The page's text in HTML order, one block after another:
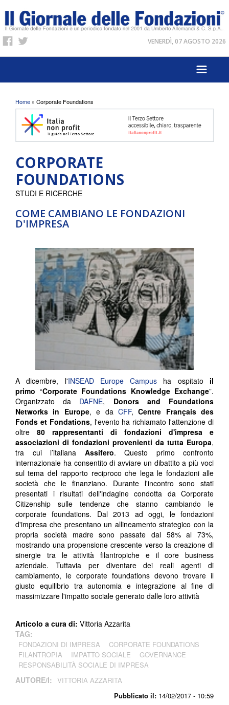
VENERDÌ, 07 AGOSTO 2026
Tu sei qui
Home » Corporate Foundations
CORPORATE
FOUNDATIONS
COME CAMBIANO LE FONDAZIONI
D'IMPRESA
Pubblicato il: 14/02/2017 - 10:59
STUDI E RICERCHE
A dicembre, l'INSEAD Europe Campus ha ospitato il
primo “Corporate Foundations Knowledge Exchange”.
Organizzato da DAFNE, Donors and Foundations
Networks in Europe, e da CFF,Centre Français des
Fonds et Fondations, l'evento ha richiamato l'attenzione di
oltre 80 rappresentanti di fondazioni d'impresa e
associazioni di fondazioni provenienti da tutta Europa,
tra cui l’italiana Assifero. Questo primo confronto
internazionale ha consentito di avviare un dibattito a più voci
sul tema del rapporto reciproco che lega le fondazioni alle
società che le finanziano. Durante l'incontro sono stati
presentati i risultati dell'indagine condotta da Corporate
Citizenship sulle tendenze che stanno cambiando le
corporate foundations. Dal 2013 ad oggi, le fondazioni
d'impresa che presentano un allineamento strategico con la
propria società madre sono passate dal 58% al 73%,
mostrando una propensione crescente verso la creazione di
sinergie tra le attività filantropiche e il core business
aziendale. Tuttavia per diventare dei reali agenti di
cambiamento, le corporate foundations devono trovare il
giusto equilibrio tra autonomia e integrazione al fine di
massimizzare l'impatto sociale generato dalle loro attività
Articolo a cura di: Vittoria Azzarita
TAG:
FONDAZIONI DI IMPRESA
CORPORATE FOUNDATIONS
FILANTROPIA
IMPATTO SOCIALE
GOVERNANCE
RESPONSABILITÀ SOCIALE DI IMPRESA
AUTORE/I: VITTORIA AZZARITA